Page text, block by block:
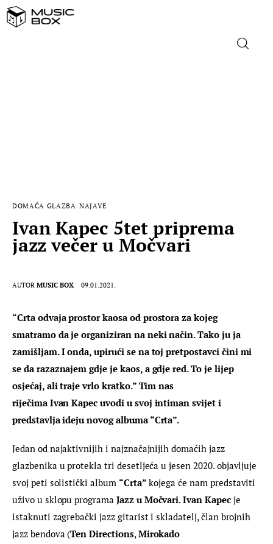
MUSIC BOX
DOMAĆA GLAZBA NAJAVE
Ivan Kapec 5tet priprema
jazz večer u Močvari
AUTOR MUSIC BOX 09.01.2021.
“Crta odvaja prostor kaosa od prostora za kojeg
smatramo da je organiziran na neki način. Tako ju ja
zamišljam. I onda, upirući se na toj pretpostavci čini mi
se da razaznajem gdje je kaos, a gdje red. To je lijep
osjećaj, ali traje vrlo kratko.” Tim nas
riječima Ivan Kapec uvodi u svoj intiman svijet i
predstavlja ideju novog albuma “Crta”.
Jedan od najaktivnijih i najznačajnijih domaćih jazz
glazbenika u protekla tri desetljeća u jesen 2020. objavljuje
svoj peti solistički album “Crta” kojega će nam predstaviti
uživo u sklopu programa Jazz u Močvari. Ivan Kapec je
istaknuti zagrebački jazz gitarist i skladatelj, član brojnih
jazz bendova (Ten Directions, Mirokado